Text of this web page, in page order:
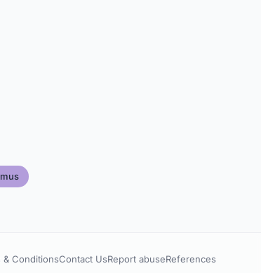
& ConditionsContact UsReport abuseReferences